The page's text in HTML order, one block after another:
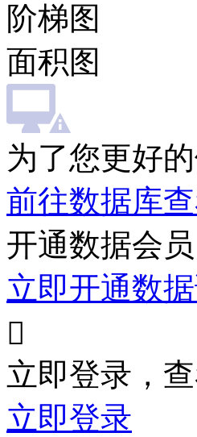
阶梯图
面积图
为了您更好
前往数据库
开通数据会
立即开通数

立即登录，
立即登录